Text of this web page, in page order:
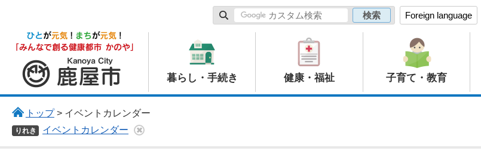
Foreign language
鹿屋市
暮らし・手続き 健康・福祉 子育て・教育
トップ> イベントカレンダー
りれき イベントカレンダー